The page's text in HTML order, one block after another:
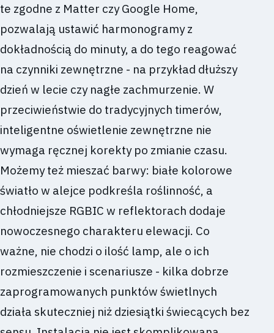
te zgodne z Matter czy Google Home,
pozwalają ustawić harmonogramy z
dokładnością do minuty, a do tego reagować
na czynniki zewnętrzne - na przykład dłuższy
dzień w lecie czy nagłe zachmurzenie. W
przeciwieństwie do tradycyjnych timerów,
inteligentne oświetlenie zewnętrzne nie
wymaga ręcznej korekty po zmianie czasu.
Możemy też mieszać barwy: białe kolorowe
światło w alejce podkreśla roślinność, a
chłodniejsze RGBIC w reflektorach dodaje
nowoczesnego charakteru elewacji. Co
ważne, nie chodzi o ilość lamp, ale o ich
rozmieszczenie i scenariusze - kilka dobrze
zaprogramowanych punktów świetlnych
działa skuteczniej niż dziesiątki świecących bez